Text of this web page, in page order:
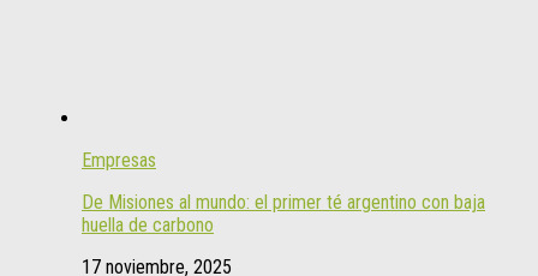
Empresas
De Misiones al mundo: el primer té argentino con baja
huella de carbono
17 noviembre, 2025